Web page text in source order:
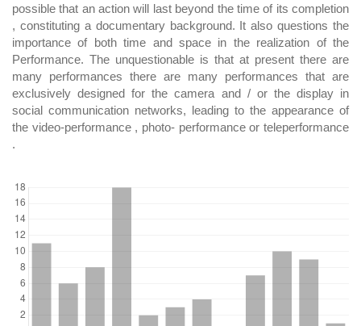
possible that an action will last beyond the time of its completion
, constituting a documentary background. It also questions the
importance of both time and space in the realization of the
Performance. The unquestionable is that at present there are
many performances there are many performances that are
exclusively designed for the camera and / or the display in
social communication networks, leading to the appearance of
the video-performance , photo- performance or teleperformance
.